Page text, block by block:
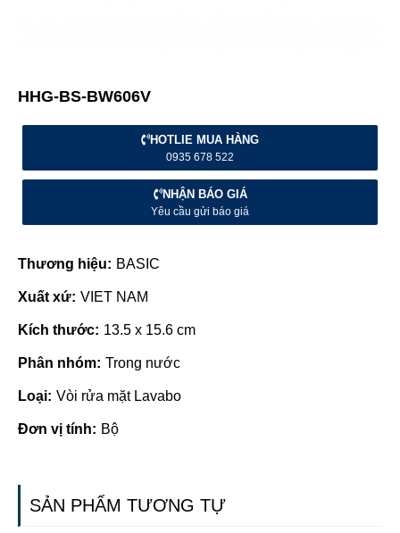
HHG-BS-BW606V
HOTLIE MUA HÀNG
0935 678 522
NHẬN BÁO GIÁ
Yêu cầu gửi báo giá
Thương hiệu: BASIC
Xuất xứ: VIET NAM
Kích thước: 13.5 x 15.6 cm
Phân nhóm: Trong nước
Loại: Vòi rửa mặt Lavabo
Đơn vị tính: Bộ
SẢN PHẨM TƯƠNG TỰ